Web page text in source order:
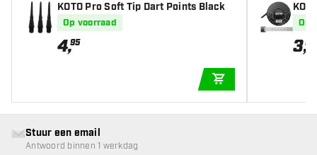
KOTO Pro Soft Tip Dart Points Black
Op voorraad
4,95
e
Op
3,95
Stuur een email
Antwoord binnen 1 werkdag